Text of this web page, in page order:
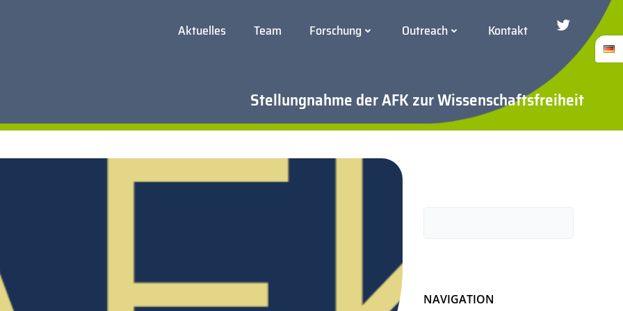
Aktuelles Team Forschung Outreach Kontakt Twitter/
Stellungnahme der AFK zur Wissenschaftsfreiheit
NAVIGATION